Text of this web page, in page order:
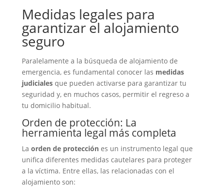
Medidas legales para
garantizar el alojamiento
seguro
Paralelamente a la búsqueda de alojamiento de
emergencia, es fundamental conocer las medidas
judicialesque pueden activarse para garantizar tu
seguridad y, en muchos casos, permitir el regreso a
tu domicilio habitual.
Orden de protección: La
herramienta legal más completa
La orden de protecciónes un instrumento legal que
unifica diferentes medidas cautelares para proteger
a la víctima. Entre ellas, las relacionadas con el
alojamiento son: